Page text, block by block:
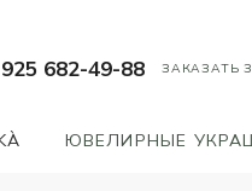
682-49-88 ЗАКАЗАТЬ
ЮВЕЛИРНЫЕ